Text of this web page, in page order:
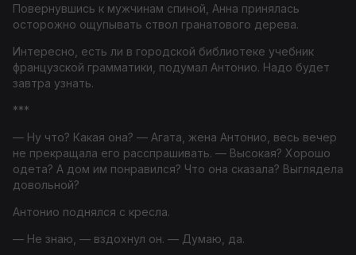
Повернувшись к мужчинам спиной, Анна принялась
осторожно ощупывать ствол гранатового дерева.
Интересно, есть ли в городской библиотеке учебник
французской грамматики , подумал Антонио. Надо будет
завтра узнать.
***
— Ну что? Какая она? — Агата, жена Антонио, весь вечер
не прекращала его расспрашивать. — Высокая? Хорошо
одета? А дом им понравился? Что она сказала? Выглядела
довольной?
Антонио поднялся с кресла.
— Не знаю, — вздохнул он. — Думаю, да.